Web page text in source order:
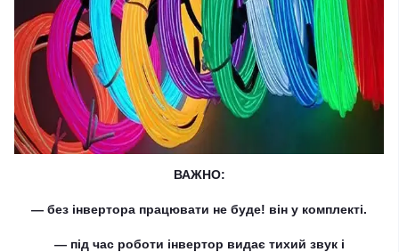
ВАЖНО:
— без інвертора працювати не буде! він у комплекті.
— під час роботи інвертор видає тихий звук і